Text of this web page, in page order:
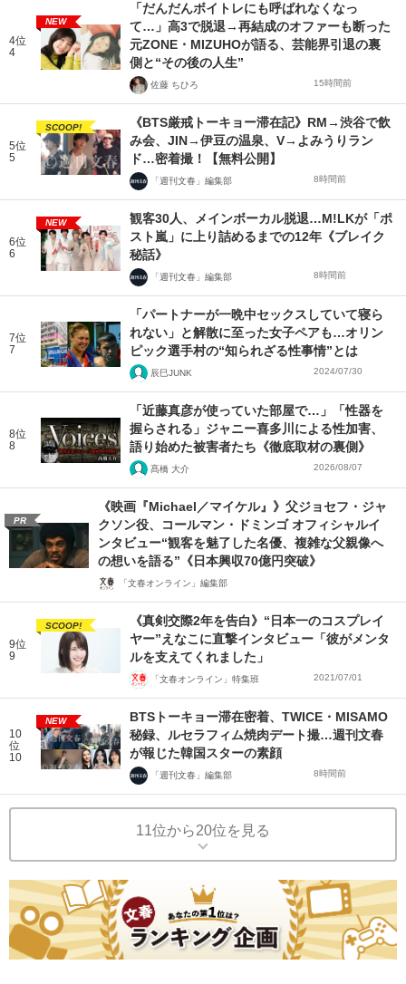
4位
4
NEW
「だんだんボイトレにも呼ばれなくなっ
て…」高3で脱退→再結成のオファーも断った
元ZONE・MIZUHOが語る、芸能界引退の裏
側と“その後の人生”
佐藤 ちひろ 15時間前
5位
5
SCOOP!
《BTS厳戒トーキョー滞在記》RM→渋谷で飲
み会、JIN→伊豆の温泉、V→よみうりラン
ド…密着撮！【無料公開】
「週刊文春」編集部 8時間前
6位
6
NEW
観客30人、メインボーカル脱退…M!LKが「ポ
スト嵐」に上り詰めるまでの12年《ブレイク
秘話》
「週刊文春」編集部 8時間前
7位
7
「パートナーが一晩中セックスしていて寝ら
れない」と解散に至った女子ペアも…オリン
ピック選手村の“知られざる性事情”とは
辰巳JUNK 2024/07/30
8位
8
「近藤真彦が使っていた部屋で…」「性器を
握らされる」ジャニー喜多川による性加害、
語り始めた被害者たち《徹底取材の裏側》
髙橋 大介 2026/08/07
PR
《映画『Michael／マイケル』》父ジョセフ・ジャ
クソン役、コールマン・ドミンゴ オフィシャルイ
ンタビュー“観客を魅了した名優、複雑な父親像へ
の想いを語る”《日本興収70億円突破》
「文春オンライン」編集部
9位
9
SCOOP!
《真剣交際2年を告白》“日本一のコスプレイ
ヤー”えなこに直撃インタビュー「彼がメンタ
ルを支えてくれました」
「文春オンライン」特集班 2021/07/01
10
位
10
NEW
BTSトーキョー滞在密着、TWICE・MISAMO
秘録、ルセラフィム焼肉デート撮…週刊文春
が報じた韓国スターの素顔
「週刊文春」編集部 8時間前
11位から20位を見る